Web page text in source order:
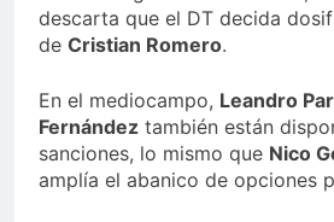
descarta que el DT decida
de Cristian Romero.
En el mediocampo, Leandro
Fernández también están
sanciones, lo mismo que Nico
amplía el abanico de opciones